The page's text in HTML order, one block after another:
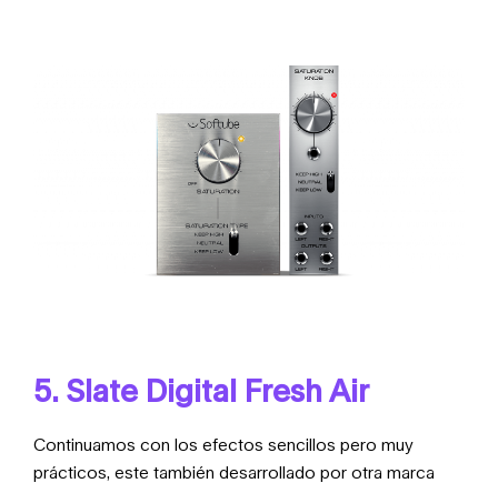
5. Slate Digital Fresh Air
Continuamos con los efectos sencillos pero muy
prácticos, este también desarrollado por otra marca